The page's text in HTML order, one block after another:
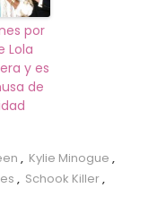
por
Lola
y es
de
, Kylie Minogue ,
, Schook Killer,